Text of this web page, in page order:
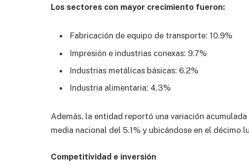
Los sectores con mayor crecimiento fueron:
Fabricación de equipo de transporte: 10.9%
Impresión e industrias conexas: 9.7%
Industrias metálicas básicas: 6.2%
Industria alimentaria: 4.3%
Además, la entidad reportó una variación
media nacional del 5.1% y ubicándose en el décimo
Competitividad e inversión